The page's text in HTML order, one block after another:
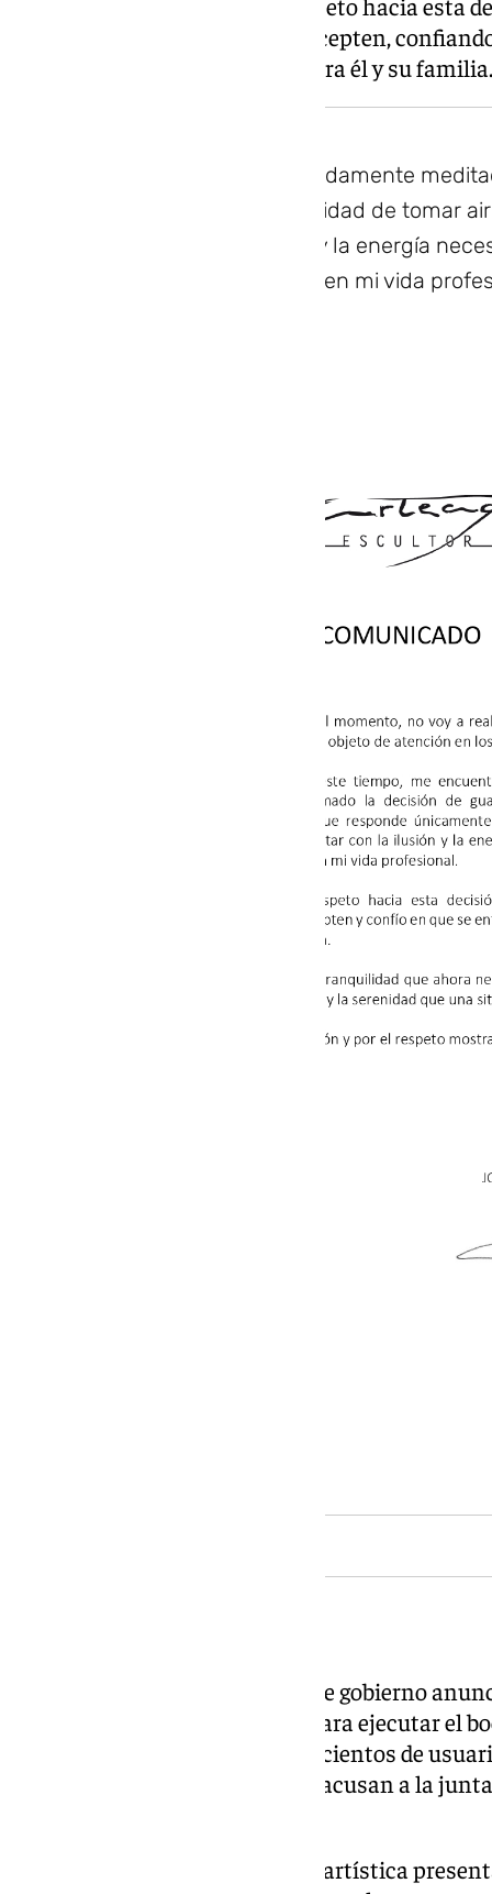
la comprensión de quienes la acepten,
estos momentos, es lo mejor para él y su familia.
Es una decisión profundamente
únicamente a la necesidad de tomar
afrontar con la ilusión y la energía
que tengo por delante en mi vida
Todo se inicia cuando la junta de gobierno
Arteaga será el artista elegido para ejecutar el
presentados. En ese momento, cientos de
la maqueta de Álvaro Abrines y acusan a la
Simultáneamente, la comisión artística